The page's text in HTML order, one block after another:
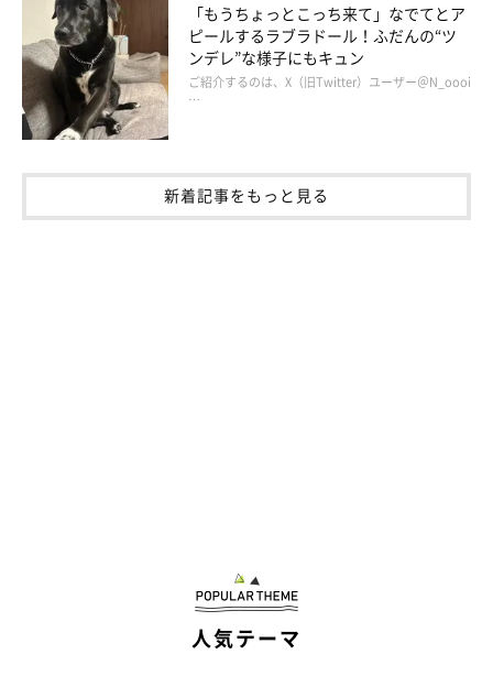
あたたかい飼い主さん家族のもとで、みくちゃんは“第2の犬
生”を歩んでいます。とても内気で怖がりな性格だけれど、明る
さと穏やかさでいつも家の中を和ませてくれるといい、
「もうちょっとこっち来て」なでてとア
ピールするラブラドール！ふだんの“ツ
ンデレ”な様子にもキュン
ご紹介するのは、X（旧Twitter）ユーザー＠N_oooi
…
新着記事をもっと見る
人気テーマ